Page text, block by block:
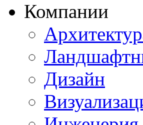
Компании
Дизайн